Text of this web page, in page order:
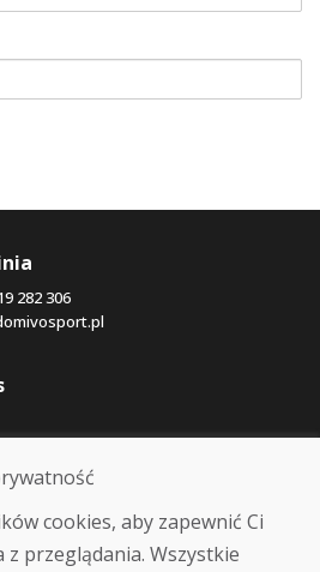
282 306
cookies, aby zapewnić Ci
z przeglądania. Wszystkie